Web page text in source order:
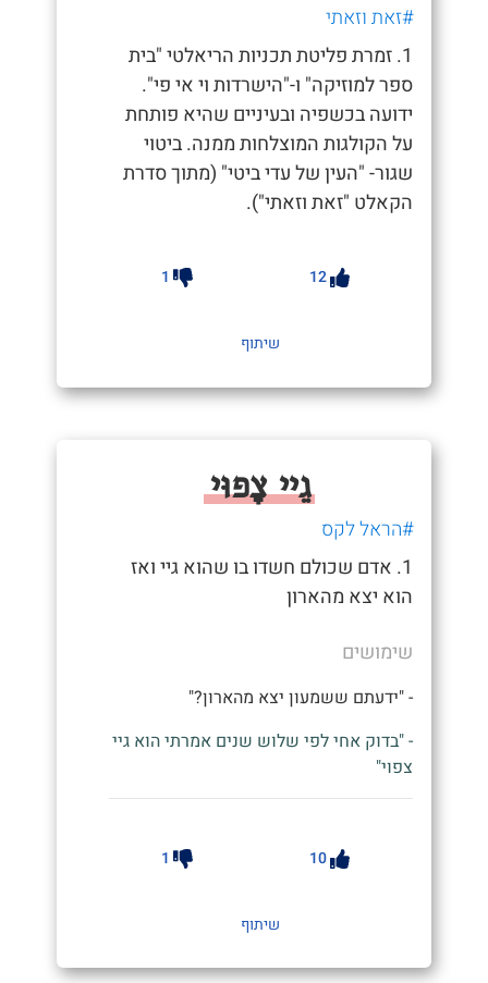
#זאת וזאתי
1. זמרת פליטת תכניות הריאלטי "בית
ספר למוזיקה" ו-"הישרדות וי אי פי".
ידועה בכשפיה ובעיניים שהיא פותחת
על הקולגות המוצלחות ממנה. ביטוי
שגור- "העין של עדי ביטי" (מתוך סדרת
הקאלט "זאת וזאתי").
12
1
שיתוף
גֵיי צָפוּי
#הראל לקס
1. אדם שכולם חשדו בו שהוא גיי ואז
הוא יצא מהארון
שימושים
- "ידעתם ששמעון יצא מהארון?"
- "בדוק אחי לפי שלוש שנים אמרתי הוא גיי
צפוי"
10
1
שיתוף